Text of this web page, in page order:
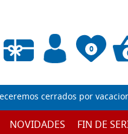
0
vacía
cerrados por
NOVIDADES FIN DE